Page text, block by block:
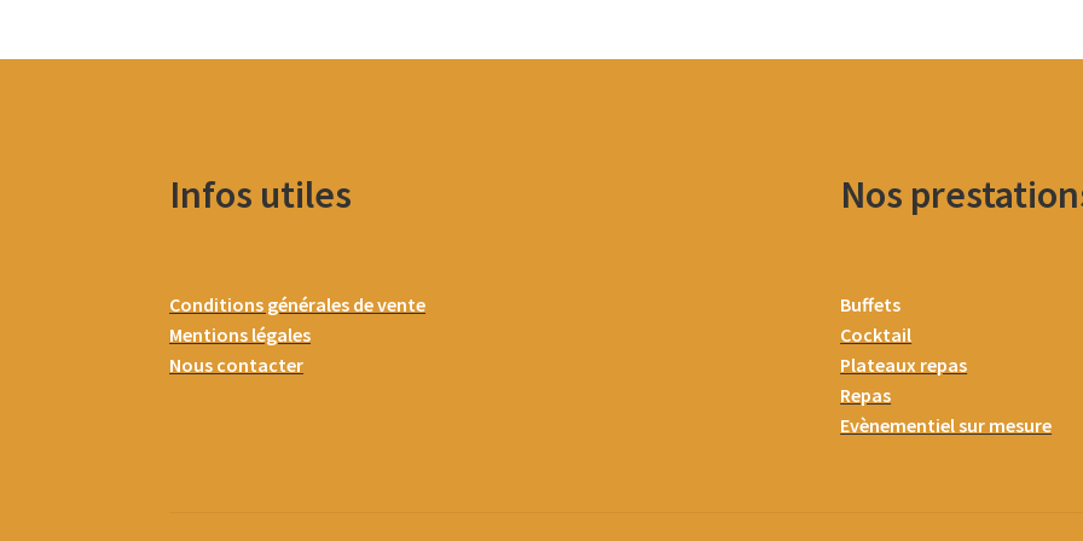
Infos utiles
Conditions générales de vente
Mentions légales
Nous contacter
Nos
Buffets
Cocktail
Plateaux repas
Repas
Evènementiel sur mesure